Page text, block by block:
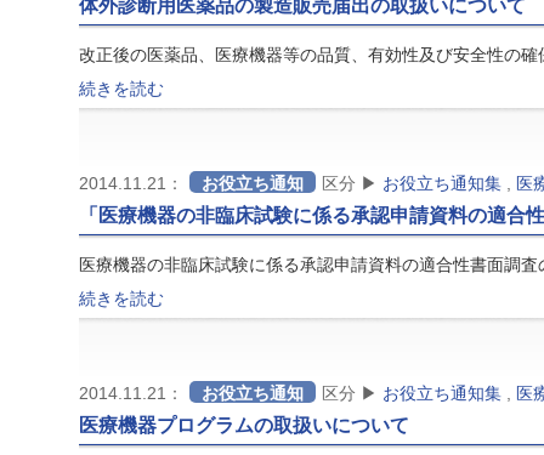
体外診断用医薬品の製造販売届出の取扱いについて
改正後の医薬品、医療機器等の品質、有効性及び安全性の
続きを読む
2014.11.21： お役立ち通知 区分 ▶ お役立ち通知集 医
「医療機器の非臨床試験に係る承認申請資料の適
医療機器の非臨床試験に係る承認申請資料の適合性書面調
続きを読む
2014.11.21： お役立ち通知 区分 ▶ お役立ち通知集 医
医療機器プログラムの取扱いについて